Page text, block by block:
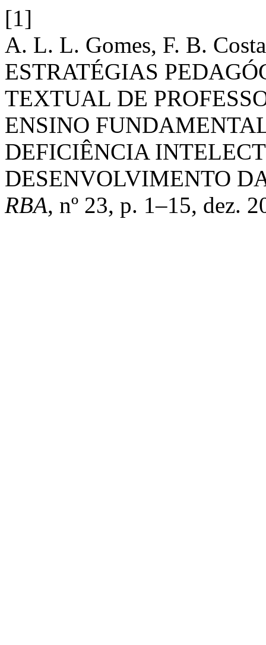
[1]
A. L. L. Gomes, F. B.
ESTRATÉGIAS
TEXTUAL DE
ENSINO
DEFICIÊNCIA
DESENVOLVIMENTO
RBA, nº 23, p. 1–15, dez.